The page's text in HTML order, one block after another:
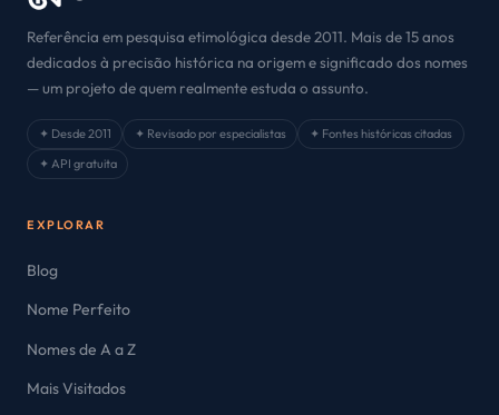
Referência em pesquisa etimológica desde 2011. Mais de 15 anos
dedicados à precisão histórica na origem e significado dos nomes
— um projeto de quem realmente estuda o assunto.
✦ Desde 2011 ✦ Revisado por especialistas
✦ Fontes históricas citadas
✦ API gratuita
EXPLORAR
Blog
Nome Perfeito
Nomes de A a Z
Mais Visitados